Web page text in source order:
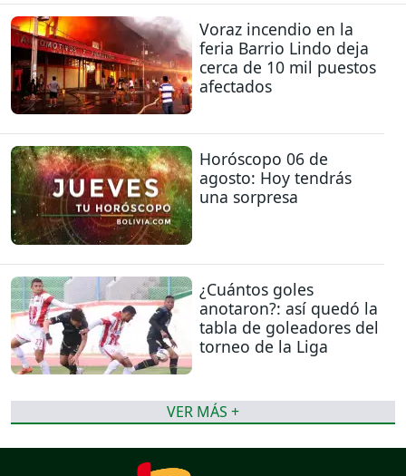
Voraz incendio en la
feria Barrio Lindo deja
cerca de 10 mil puestos
afectados
Horóscopo 06 de
agosto: Hoy tendrás
una sorpresa
¿Cuántos goles
anotaron?: así quedó la
tabla de goleadores del
torneo de la Liga
VER MÁS +